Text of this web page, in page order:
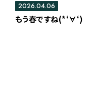
もう春ですね(*‘∀‘)
2026.04.06